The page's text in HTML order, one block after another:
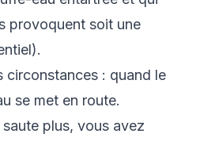
provoquent soit une
circonstances : quand le
se met en route.
plus, vous avez